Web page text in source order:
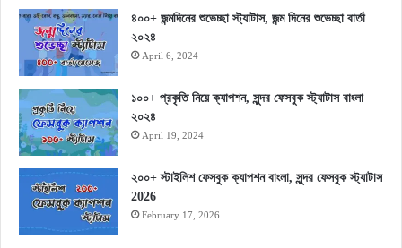
৪০০+ জন্মদিনের শুভেচ্ছা স্ট্যাটাস, জন্ম দিনের শুভেচ্ছা বার্তা
২০২৪
April 6, 2024
১০০+ প্রকৃতি নিয়ে ক্যাপশন, সুন্দর ফেসবুক স্ট্যাটাস বাংলা
২০২৪
April 19, 2024
২০০+ স্টাইলিশ ফেসবুক ক্যাপশন বাংলা, সুন্দর ফেসবুক স্ট্যাটাস
2026
February 17, 2026